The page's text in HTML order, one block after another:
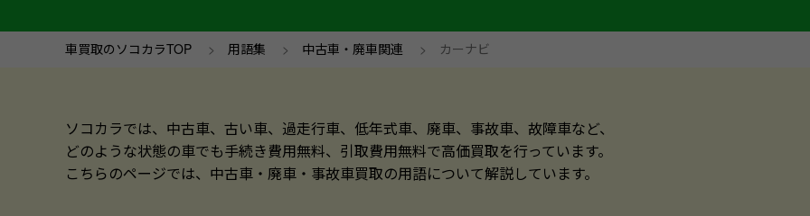
車買取のソコカラTOP > 用語集 > 中古車・廃車関連 > カーナビ
ソコカラでは、中古車、古い車、過走行車、低年式車、廃車、事故車、故障車など、
どのような状態の車でも手続き費用無料、引取費用無料で高価買取を行っています。
こちらのページでは、中古車・廃車・事故車買取の用語について解説しています。